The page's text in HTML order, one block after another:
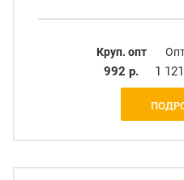
Круп. опт
992 р. 1